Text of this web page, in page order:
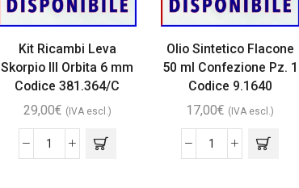
Kit Ricambi Leva
Skorpio III Orbita 6 mm
Codice 381.364/C
29,00€ (IVA escl.)
Olio Sintetico Flacone
50 ml Confezione Pz. 1
Codice 9.1640
17,00€ (IVA escl.)